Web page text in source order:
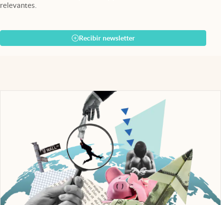
relevantes.
Recibir newsletter